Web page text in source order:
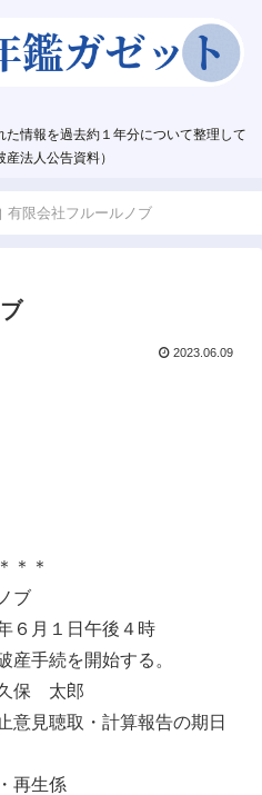
情報を過去約１年分について整理して
法人公告資料）
有限会社フルールノブ
2023.06.09
＊＊
ブ
月１日午後４時
手続を開始する。
保 太郎
意見聴取・計算報告の期日
再生係